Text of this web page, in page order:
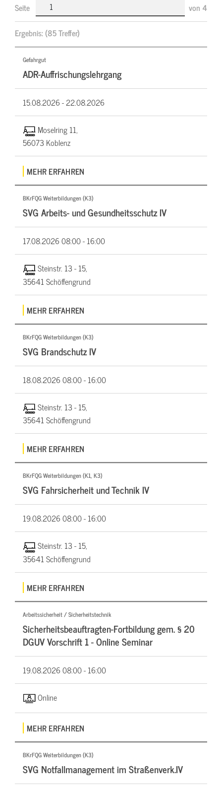
Seite von 4
Ergebnis:(85 Treffer)
Gefahrgut
ADR-Auffrischungslehrgang
15.08.2026 -22.08.2026
Moselring 11,
56073 Koblenz
MEHR ERFAHREN
BKrFQG Weiterbildungen (K3)
SVG Arbeits- und Gesundheitsschutz IV
17.08.202608:00 - 16:00
Steinstr. 13 - 15,
35641 Schöffengrund
MEHR ERFAHREN
BKrFQG Weiterbildungen (K3)
SVG Brandschutz IV
18.08.202608:00 - 16:00
Steinstr. 13 - 15,
35641 Schöffengrund
MEHR ERFAHREN
BKrFQG Weiterbildungen (K1, K3)
SVG Fahrsicherheit und Technik IV
19.08.202608:00 - 16:00
Steinstr. 13 - 15,
35641 Schöffengrund
MEHR ERFAHREN
Arbeitssicherheit / Sicherheitstechnik
Sicherheitsbeauftragten-Fortbildung gem. § 20
DGUV Vorschrift 1 - Online Seminar
19.08.202608:00 - 16:00
Online
MEHR ERFAHREN
BKrFQG Weiterbildungen (K3)
SVG Notfallmanagement im Straßenverk.IV